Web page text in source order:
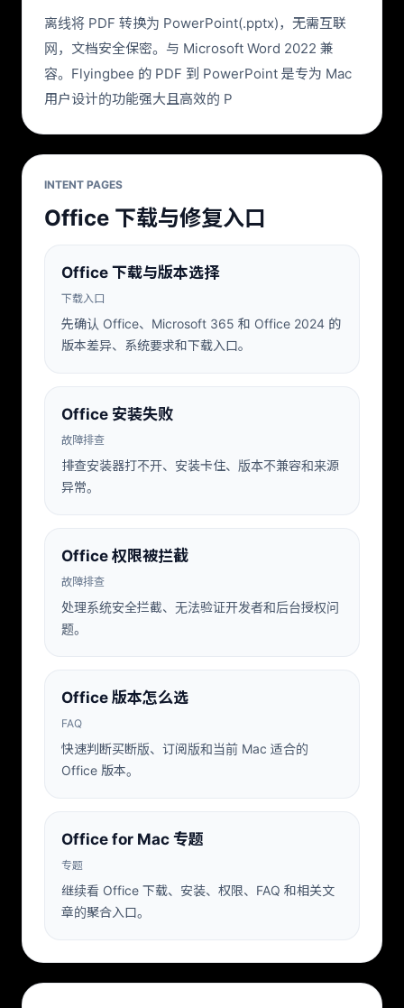
离线将 PDF 转换为 PowerPoint(.pptx)，无需互联
网，文档安全保密。与 Microsoft Word 2022 兼
容。Flyingbee 的 PDF 到 PowerPoint 是专为 Mac
用户设计的功能强大且高效的 P
INTENT PAGES
Office 下载与修复入口
Office 下载与版本选择
下载入口
先确认 Office、Microsoft 365 和 Office 2024 的
版本差异、系统要求和下载入口。
Office 安装失败
故障排查
排查安装器打不开、安装卡住、版本不兼容和来源
异常。
Office 权限被拦截
故障排查
处理系统安全拦截、无法验证开发者和后台授权问
题。
Office 版本怎么选
FAQ
快速判断买断版、订阅版和当前 Mac 适合的
Office 版本。
Office for Mac 专题
专题
继续看 Office 下载、安装、权限、FAQ 和相关文
章的聚合入口。